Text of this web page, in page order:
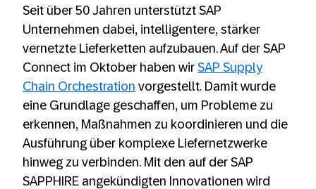
Seit über 50 Jahren unterstützt SAP
Unternehmen dabei, intelligentere, stärker
vernetzte Lieferketten aufzubauen. Auf der SAP
Connect im Oktober haben wir SAP Supply
Chain Orchestration vorgestellt. Damit wurde
eine Grundlage geschaffen, um Probleme zu
erkennen, Maßnahmen zu koordinieren und die
Ausführung über komplexe Liefernetzwerke
hinweg zu verbinden. Mit den auf der SAP
SAPPHIRE angekündigten Innovationen wird